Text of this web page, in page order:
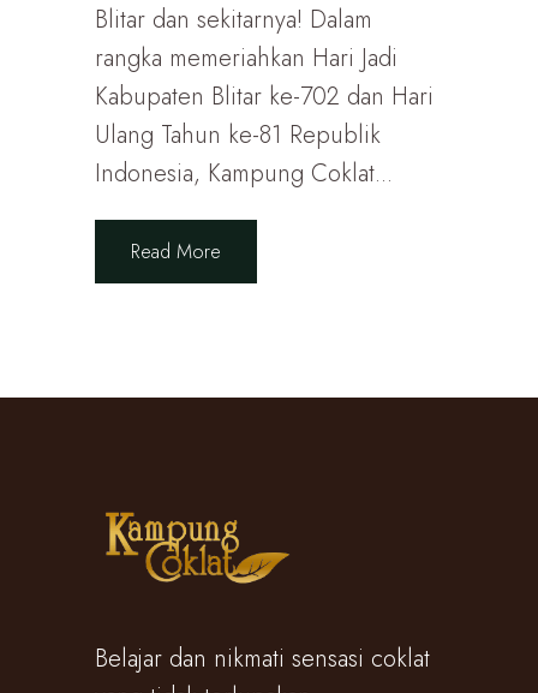
Blitar dan sekitarnya! Dalam
rangka memeriahkan Hari Jadi
Kabupaten Blitar ke-702 dan Hari
Ulang Tahun ke-81 Republik
Indonesia, Kampung Coklat...
Read More
Belajar dan nikmati sensasi coklat